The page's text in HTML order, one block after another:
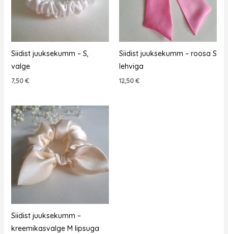
Siidist juuksekumm – S,
valge
7,50€
Siidist juuksekumm – roosa S
lehviga
12,50€
Siidist juuksekumm –
kreemikasvalge M lipsuga